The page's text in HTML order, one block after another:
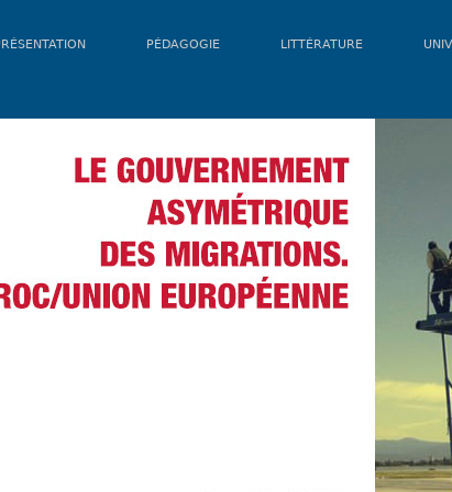
PÉDAGOGIE LITTÉRATURE